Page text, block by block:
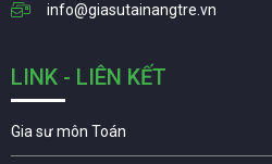
info@giasutainangtre.vn
LINK - LIÊN KẾT
Gia sư môn Toán